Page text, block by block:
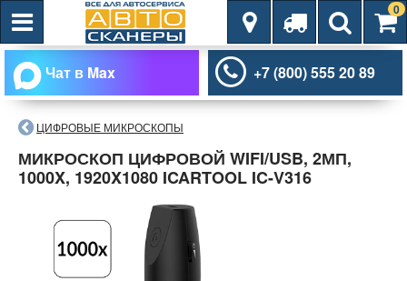
0
Чат в Max +7 (800) 555 20 89
ЦИФРОВЫЕ МИКРОСКОПЫ
МИКРОСКОП ЦИФРОВОЙ WIFI/USB, 2МП,
1000X, 1920X1080 ICARTOOL IC-V316